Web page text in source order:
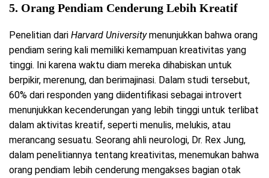
5. Orang Pendiam Cenderung Lebih Kreatif
Penelitian dari Harvard Universitymenunjukkan bahwa orang
pendiam sering kali memiliki kemampuan kreativitas yang
tinggi. Ini karena waktu diam mereka dihabiskan untuk
berpikir, merenung, dan berimajinasi. Dalam studi tersebut,
60% dari responden yang diidentifikasi sebagai introvert
menunjukkan kecenderungan yang lebih tinggi untuk terlibat
dalam aktivitas kreatif, seperti menulis, melukis, atau
merancang sesuatu. Seorang ahli neurologi, Dr. Rex Jung,
dalam penelitiannya tentang kreativitas, menemukan bahwa
orang pendiam lebih cenderung mengakses bagian otak